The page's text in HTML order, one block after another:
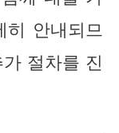
안내되므
절차를 진